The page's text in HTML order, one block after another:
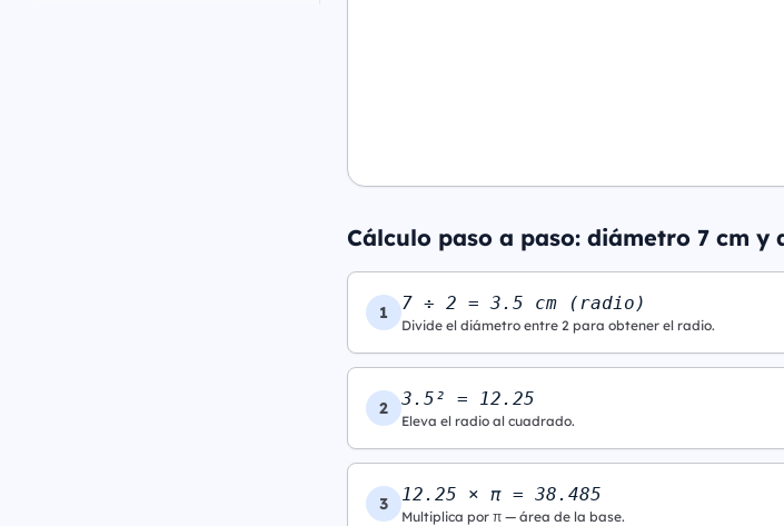
Cálculo paso a paso: diámetro 7 cm y
1 7 ÷ 2 = 3.5 cm (radio)
Divide el diámetro entre 2 para obtener el radio.
2 3.5² = 12.25
Eleva el radio al cuadrado.
3 12.25 × π = 38.485
Multiplica por π — área de la base.